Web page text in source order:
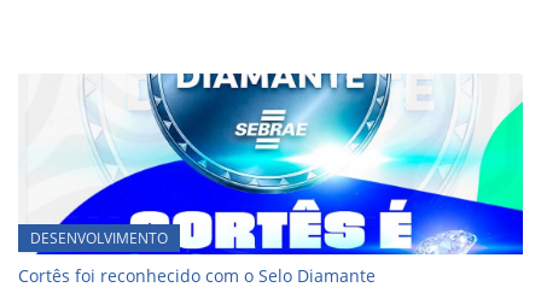
DESENVOLVIMENTO
Cortês foi reconhecido com o Selo Diamante